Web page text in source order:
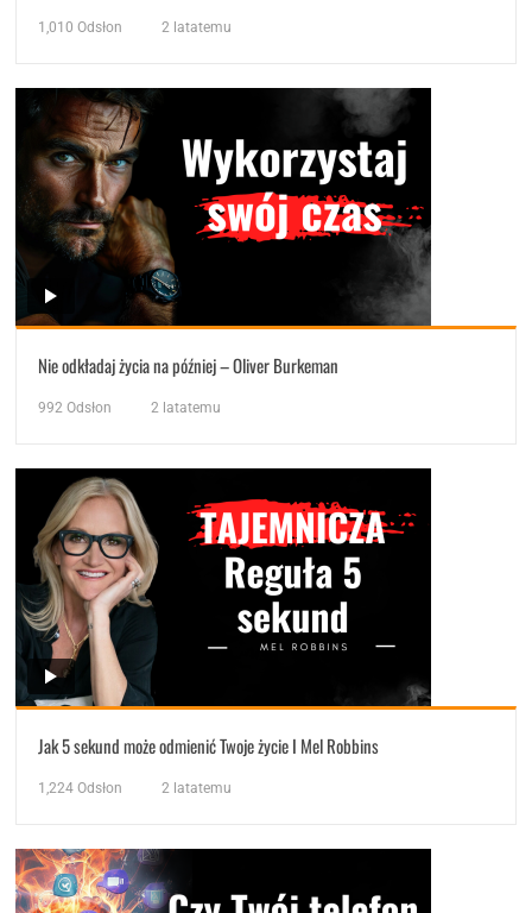
1,010 Odsłon 2 latatemu
Nie odkładaj życia na później – Oliver Burkeman
992 Odsłon 2 latatemu
Jak 5 sekund może odmienić Twoje życie I Mel Robbins
1,224 Odsłon 2 latatemu